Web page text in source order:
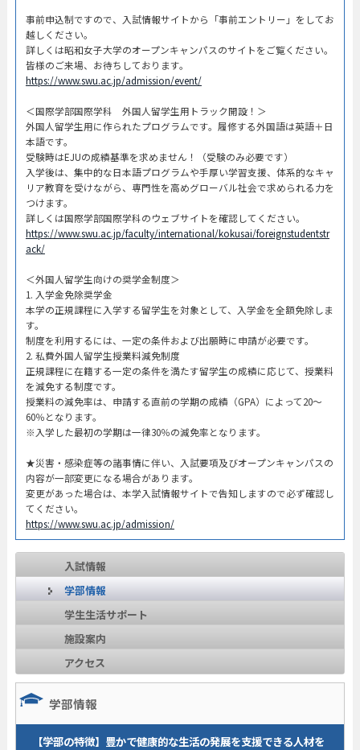
事前申込制ですので、入試情報サイトから「事前エントリー」をしてお
越しください。
詳しくは昭和女子大学のオープンキャンパスのサイトをご覧ください。
皆様のご来場、お待ちしております。
https://www.swu.ac.jp/admission/event/
＜国際学部国際学科 外国人留学生用トラック開設！＞
外国人留学生用に作られたプログラムです。履修する外国語は英語＋日
本語です。
受験時はEJUの成績基準を求めません！（受験のみ必要です）
入学後は、集中的な日本語プログラムや手厚い学習支援、体系的なキャ
リア教育を受けながら、専門性を高めグローバル社会で求められる力を
つけます。
詳しくは国際学部国際学科のウェブサイトを確認してください。
https://www.swu.ac.jp/faculty/international/kokusai/foreignstudentstr
ack/
＜外国人留学生向けの奨学金制度＞
1. 入学金免除奨学金
本学の正規課程に入学する留学生を対象として、入学金を全額免除しま
す。
制度を利用するには、一定の条件および出願時に申請が必要です。
2. 私費外国人留学生授業料減免制度
正規課程に在籍する一定の条件を満たす留学生の成績に応じて、授業料
を減免する制度です。
授業料の減免率は、申請する直前の学期の成績（GPA）によって20～
60％となります。
※入学した最初の学期は一律30％の減免率となります。
★災害・感染症等の諸事情に伴い、入試要項及びオープンキャンパスの
内容が一部変更になる場合があります。
変更があった場合は、本学入試情報サイトで告知しますので必ず確認し
てください。
https://www.swu.ac.jp/admission/
入試情報
学部情報
学生生活サポート
施設案内
アクセス
学部情報
【学部の特徴】豊かで健康的な生活の発展を支援できる人材を